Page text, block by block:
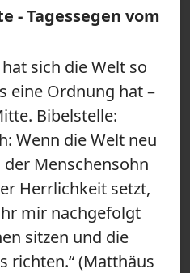
- Tagessegen vom
sich die Welt so
eine Ordnung hat –
Bibelstelle:
Wenn die Welt neu
Menschensohn
Herrlichkeit setzt,
mir nachgefolgt
sitzen und die
richten.“ (Matthäus